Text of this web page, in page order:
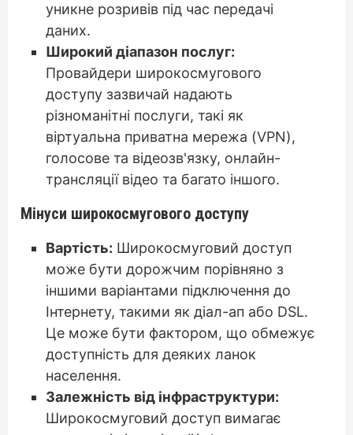
уникне розривів під час передачі
даних.
Широкий діапазон послуг:
Провайдери широкосмугового
доступу зазвичай надають
різноманітні послуги, такі як
віртуальна приватна мережа (VPN),
голосове та відеозв'язку, онлайн-
трансляції відео та багато іншого.
Мінуси широкосмугового доступу
Вартість: Широкосмуговий доступ
може бути дорожчим порівняно з
іншими варіантами підключення до
Інтернету, такими як діал-ап або DSL.
Це може бути фактором, що обмежує
доступність для деяких ланок
населення.
Залежність від інфраструктури:
Широкосмуговий доступ вимагає